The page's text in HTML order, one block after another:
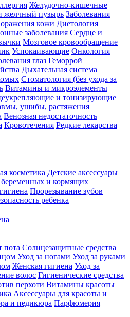
Желудочно-кишечные
желчный пузырь Заболевания
кожи Диетология
заболевания Сердце и
Мозговое кровообращение
Успокаивающие Онкология
глаз Геморрой
Дыхательная система
Стоматология (без ухода за
Витамины и микроэлементы
и тонизирующие
ушибы, растяжения
Венозная недостаточность
Кровотечения Редкие лекарства
косметика Детские аксессуары
и кормящих
Прорезывание зубов
ребенка
пота Солнцезащитные средства
Уход за ногами Уход за руками
Женская гигиена Уход за
волос Гигиенические средства
перхоти Витамины красоты
Аксессуары для красоты и
и педикюра Парфюмерия